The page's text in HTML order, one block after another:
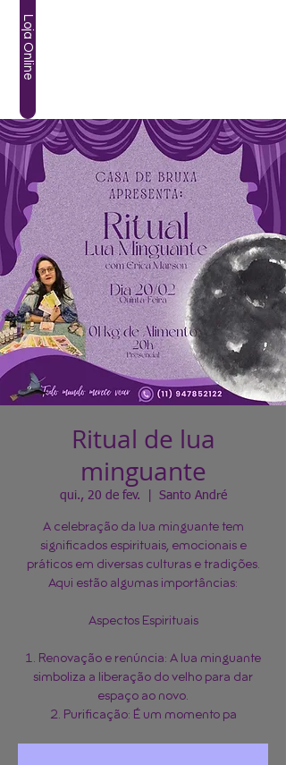
Loja Online
Ritual de lua
minguante
qui., 20 de fev. Santo André
A celebração da lua minguante tem
significados espirituais, emocionais e
práticos em diversas culturas e tradições.
Aqui estão algumas importâncias:
Aspectos Espirituais
1. Renovação e renúncia: A lua minguante
simboliza a liberação do velho para dar
espaço ao novo.
2. Purificação: É um momento pa